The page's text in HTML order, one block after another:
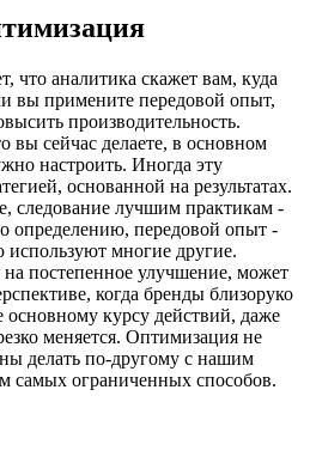
что аналитика скажет вам, куда
вы примените передовой опыт,
производительность.
вы сейчас делаете, в основном
настроить. Иногда эту
основанной на результатах.
следование лучшим практикам -
определению, передовой опыт -
используют многие другие.
постепенное улучшение, может
когда бренды близоруко
курсу действий, даже
меняется. Оптимизация не
делать по-другому с нашим
самых ограниченных способов.